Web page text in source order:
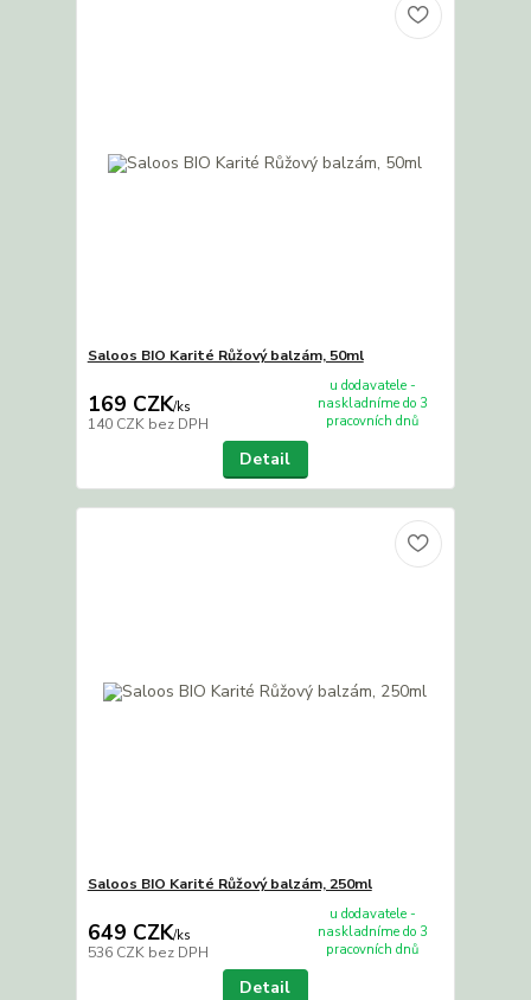
Saloos BIO Karité Růžový balzám, 50ml
169 CZK/ks
140 CZK bez DPH
u dodavatele -
naskladníme do 3
pracovních dnů
Detail
Saloos BIO Karité Růžový balzám, 250ml
649 CZK/ks
536 CZK bez DPH
u dodavatele -
naskladníme do 3
pracovních dnů
Detail